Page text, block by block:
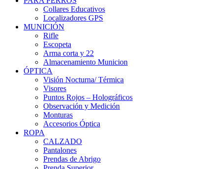
Collares Educativos
Localizadores GPS
MUNICIÓN
Rifle
Escopeta
Arma corta y 22
Almacenamiento Municion
ÓPTICA
Visión Nocturna/ Térmica
Visores
Puntos Rojos – Holográficos
Observación y Medición
Monturas
Accesorios Óptica
ROPA
CALZADO
Pantalones
Prendas de Abrigo